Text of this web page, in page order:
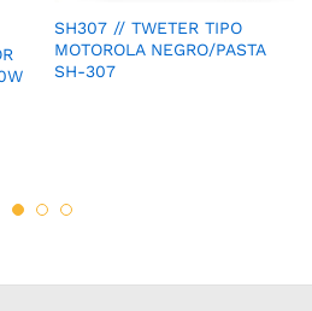
SH307 // TWETER TIPO
MOTOROLA NEGRO/PASTA
SH-307